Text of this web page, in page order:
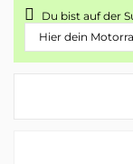
Du bist auf der
Hier dein